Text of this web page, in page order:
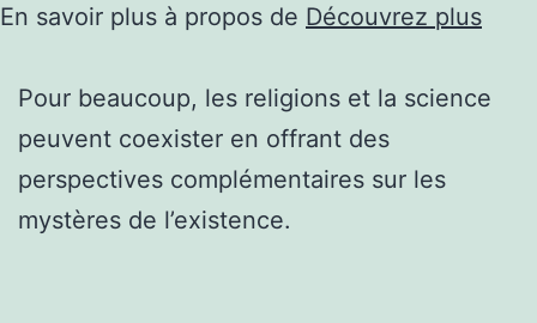
En savoir plus à propos de Découvrez plus
Pour beaucoup, les religions et la science
peuvent coexister en offrant des
perspectives complémentaires sur les
mystères de l’existence.